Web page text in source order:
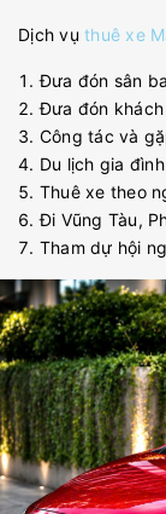
Dịch vụ thuê xe
Đưa đón sân
Đưa đón
Công tác và
Du lịch gia
Thuê xe theo
Đi Vũng Tàu,
Tham dự hội